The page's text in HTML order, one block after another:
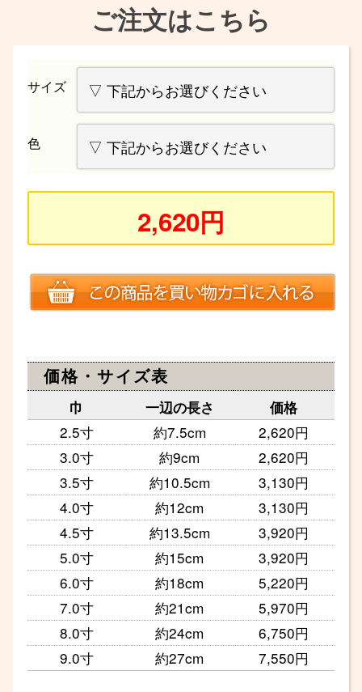
ご注文はこちら
サイズ
色
2,620円
価格・サイズ表
巾 一辺の長さ 価格
2.5寸 約7.5cm
2,620円
3.0寸
約9cm
2,620円
3.5寸
約10.5cm
3,130円
4.0寸
約12cm
3,130円
4.5寸
約13.5cm
3,920円
5.0寸
約15cm
3,920円
6.0寸
約18cm
5,220円
7.0寸
約21cm
5,970円
8.0寸
約24cm
6,750円
9.0寸
約27cm 7,550円